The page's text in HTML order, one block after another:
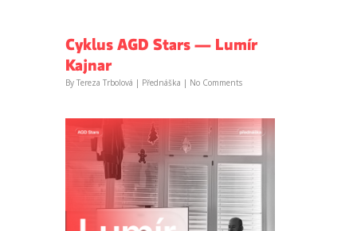
Cyklus AGD Stars — Lumír
Kajnar
By Tereza Trbolová | Přednáška | No Comments